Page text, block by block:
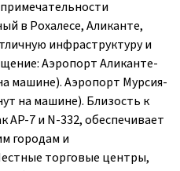
в Рохалесе, Аликанте,
инфраструктуру и
Аэропорт Аликанте-
машине). Аэропорт Мурсия-
на машине). Близость к
AP-7 и N-332, обеспечивает
городам и
торговые центры,